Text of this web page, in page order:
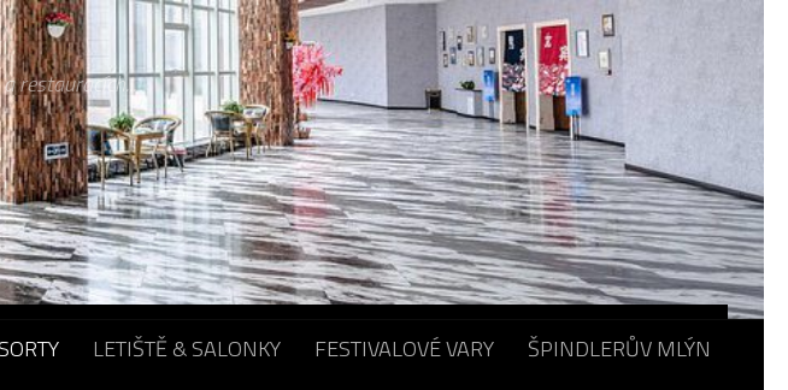
restauracích...
LETIŠTĚ & SALONKY FESTIVALOVÉ VARY
ŠPINDLERŮV MLÝN